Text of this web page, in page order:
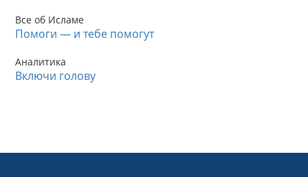
Все об Исламе
Помоги — и тебе помогут
Аналитика
Включи голову